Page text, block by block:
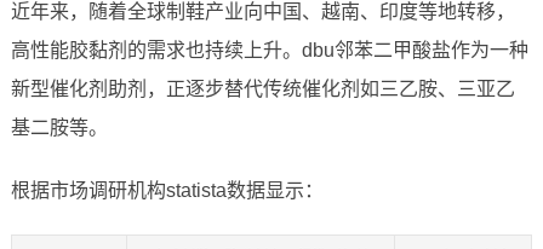
近年来，随着全球制鞋产业向中国、越南、印度等地转移，
高性能胶黏剂的需求也持续上升。dbu邻苯二甲酸盐作为一种
新型催化剂助剂，正逐步替代传统催化剂如三乙胺、三亚乙
基二胺等。
根据市场调研机构statista数据显示：